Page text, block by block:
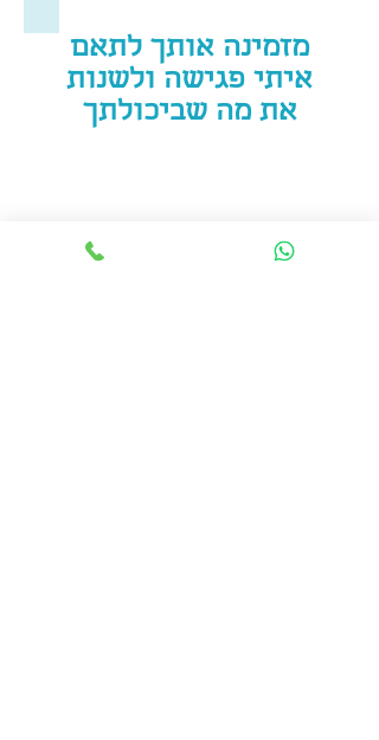
מזמינה אותך לתאם
איתי פגישה ולשנות
את מה שביכולתך